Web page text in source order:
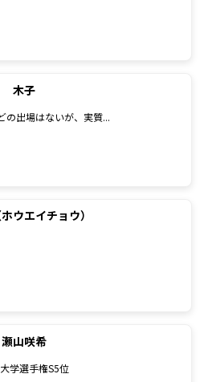
木子
の出場はないが、実質...
ウエイチョウ）
瀬山咲希
学選手権S5位